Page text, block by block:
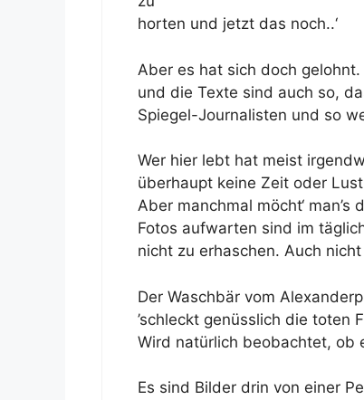
horten und jetzt das noch..‘
Aber es hat sich doch
und die Texte sind auch so,
Spiegel-Journalisten und so
Wer hier lebt hat meist
überhaupt keine Zeit oder
Aber manchmal möcht‘
Fotos aufwarten sind im
nicht zu erhaschen. Auch
Der Waschbär vom
’schleckt genüsslich die toten
Wird natürlich beobachtet, ob
Es sind Bilder drin von einer